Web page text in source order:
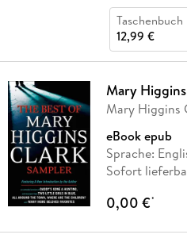
Taschenbuch
12,99 €
Mary
Mary Higgins
eBook epub
Sprache:
Sofort
0,00 €*